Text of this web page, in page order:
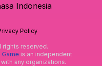
Indonesia
Policy
rights reserved.
is an independent
any organizations.